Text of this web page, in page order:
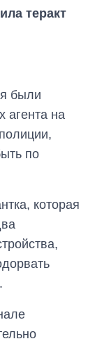
теракт
были
агента на
по
которая
От 1 месяца – до 5
лет: кто и как долго